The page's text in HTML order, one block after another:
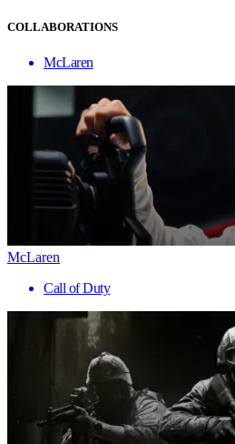
COLLABORATIONS
McLaren
McLaren
Call of Duty